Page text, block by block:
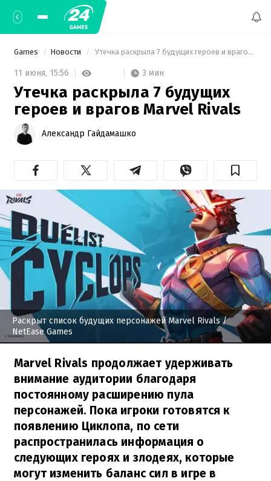
Games Новости Утечка раскрыла 7 будущих героев и врагов Marvel Rivals
11 июня, 15:56 3 мин
Утечка раскрыла 7 будущих
героев и врагов Marvel Rivals
Александр Гайдамашко
Раскрыт список будущих персонажей Marvel Rivals/
NetEase Games
Marvel Rivals продолжает удерживать
внимание аудитории благодаря
постоянному расширению пула
персонажей. Пока игроки готовятся к
появлению Циклопа, по сети
распространилась информация о
следующих героях и злодеях, которые
могут изменить баланс сил в игре в